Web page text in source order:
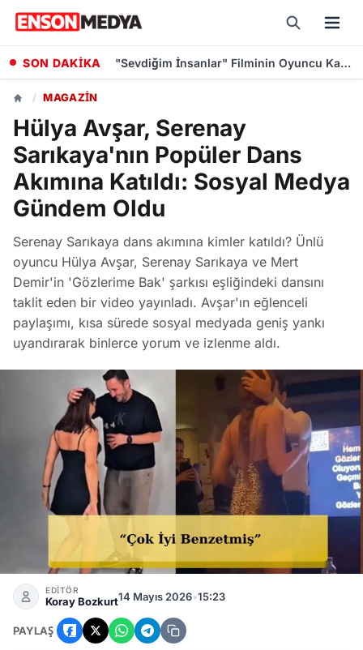
SON DAKİKA "Sevdiğim İnsanlar" Filminin Oyuncu Kadrosuna Altın Palmiye Ödüllü Vlad Ivanov Katıldı
/ MAGAZIN
Hülya Avşar, Serenay
Sarıkaya'nın Popüler Dans
Akımına Katıldı: Sosyal Medya
Gündem Oldu
Serenay Sarıkaya dans akımına kimler katıldı? Ünlü
oyuncu Hülya Avşar, Serenay Sarıkaya ve Mert
Demir'in 'Gözlerime Bak' şarkısı eşliğindeki dansını
taklit eden bir video yayınladı. Avşar'ın eğlenceli
paylaşımı, kısa sürede sosyal medyada geniş yankı
uyandırarak binlerce yorum ve izlenme aldı.
Hülya Avşar, Serenay Sarıkaya'nın Popüler Dans Akımına
EDİTÖR
Koray Bozkurt14 Mayıs 2026•15:23
PAYLAŞ